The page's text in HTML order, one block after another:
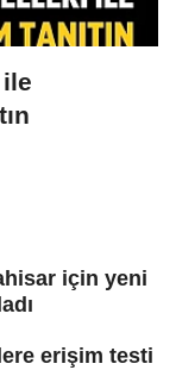
için yeni
erişim testi